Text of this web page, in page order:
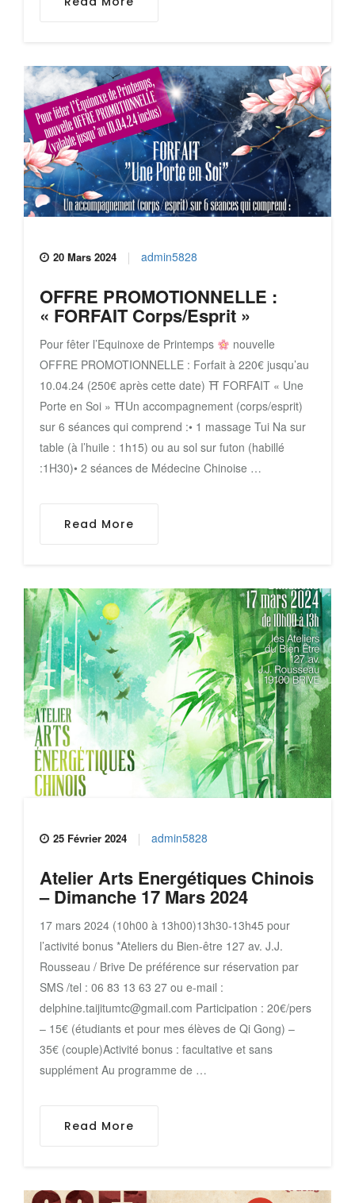
20 Mars 2024 admin5828
OFFRE PROMOTIONNELLE :
« FORFAIT Corps/Esprit »
Pour fêter l’Equinoxe de Printemps
nouvelle
OFFRE PROMOTIONNELLE : Forfait à 220€ jusqu’au
10.04.24 (250€ après cette date) ⛩ FORFAIT « Une
Porte en Soi » ⛩Un accompagnement (corps/esprit)
sur 6 séances qui comprend :• 1 massage Tui Na sur
table (à l’huile : 1h15) ou au sol sur futon (habillé
:1H30)• 2 séances de Médecine Chinoise …
Read More
25 Février 2024 admin5828
Atelier Arts Energétiques Chinois
– Dimanche 17 Mars 2024
17 mars 2024 (10h00 à 13h00)13h30-13h45 pour
l’activité bonus *Ateliers du Bien-être 127 av. J.J.
Rousseau / Brive De préférence sur réservation par
SMS /tel : 06 83 13 63 27 ou e-mail :
delphine.taijitumtc@gmail.com Participation : 20€/pers
– 15€ (étudiants et pour mes élèves de Qi Gong) –
35€ (couple)Activité bonus : facultative et sans
supplément Au programme de …
Read More